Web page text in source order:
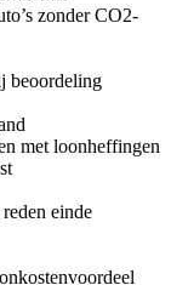
zonder CO2-
beoordeling
met loonheffingen
einde